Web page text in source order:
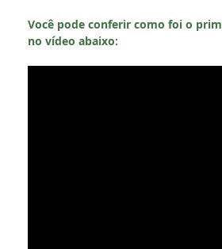
Você pode conferir como foi o
no vídeo abaixo: